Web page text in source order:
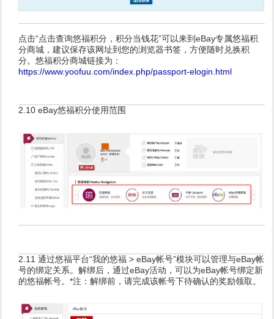
点击“点击查询悠福积分，积分当钱花”可以来到eBay专属悠福积
分商城，建议保存该网址到您的浏览器书签，方便随时兑换积
分。悠福积分商城链接为：
https://www.yoofuu.com/index.php/passport-elogin.html
2.10 eBay悠福积分使用范围
2.11 通过悠福平台“我的悠福 > eBay帐号”模块可以管理与eBay帐
号的绑定关系。解绑后，通过eBay活动，可以为eBay帐号绑定新
的悠福帐号。*注：解绑前，请完成该帐号下待确认的奖励领取。